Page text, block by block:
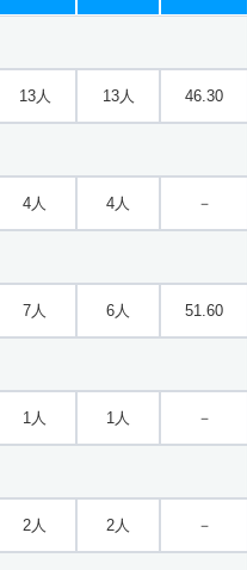
13人 13人 46.30
4人 4人 －
7人 6人 51.60
1人 1人 －
2人 2人 －